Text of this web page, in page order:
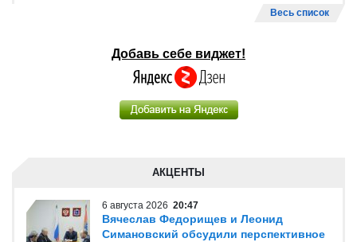
Весь список
Добавь себе виджет!
АКЦЕНТЫ
6 августа 2026 20:47
Вячеслав Федорищев и Леонид
Симановский обсудили перспективное